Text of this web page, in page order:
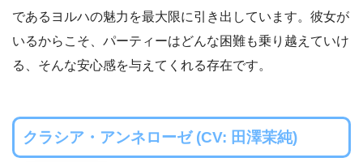
であるヨルハの魅力を最大限に引き出しています。彼女が
いるからこそ、パーティーはどんな困難も乗り越えていけ
る、そんな安心感を与えてくれる存在です。
クラシア・アンネローゼ (CV: 田澤茉純)